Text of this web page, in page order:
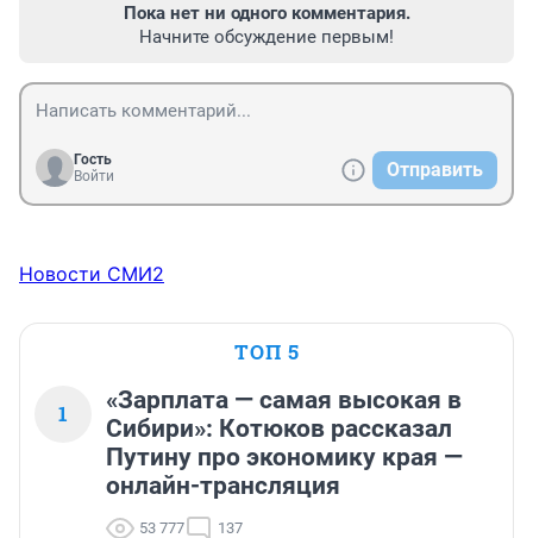
Пока нет ни одного комментария.
Начните обсуждение первым!
Гость
Войти
Отправить
Новости СМИ2
ТОП 5
1
«Зарплата — самая высокая в
Сибири»: Котюков рассказал
Путину про экономику края —
онлайн-трансляция
53 777 137